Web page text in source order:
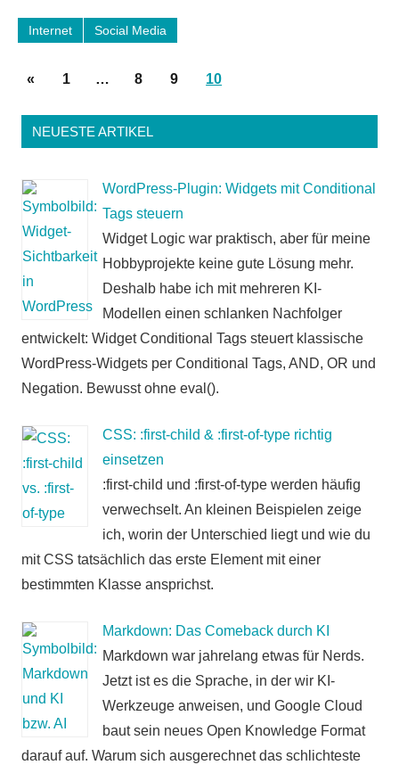
Internet Social Media
Seitennummerierung
Beiträge
«Vorherige
1 … 8 9 10
NEUESTE ARTIKEL
WordPress-Plugin: Widgets mit Conditional
Tags steuern
Widget Logic war praktisch, aber für meine
Hobbyprojekte keine gute Lösung mehr.
Deshalb habe ich mit mehreren KI-
Modellen einen schlanken Nachfolger
entwickelt: Widget Conditional Tags steuert klassische
WordPress-Widgets per Conditional Tags, AND, OR und
Negation. Bewusst ohne eval().
CSS: :first-child & :first-of-type richtig
einsetzen
:first-child und :first-of-type werden häufig
verwechselt. An kleinen Beispielen zeige
ich, worin der Unterschied liegt und wie du
mit CSS tatsächlich das erste Element mit einer
bestimmten Klasse ansprichst.
Markdown: Das Comeback durch KI
Markdown war jahrelang etwas für Nerds.
Jetzt ist es die Sprache, in der wir KI-
Werkzeuge anweisen, und Google Cloud
baut sein neues Open Knowledge Format
darauf auf. Warum sich ausgerechnet das schlichteste